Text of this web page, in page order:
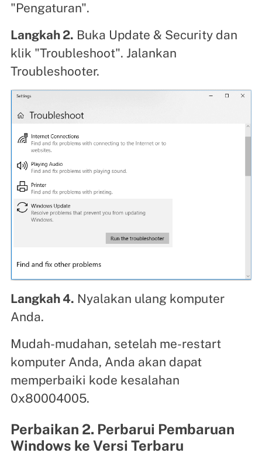
"Pengaturan".
Langkah 2. Buka Update & Security dan
klik "Troubleshoot". Jalankan
Troubleshooter.
Langkah 4. Nyalakan ulang komputer
Anda.
Mudah-mudahan, setelah me-restart
komputer Anda, Anda akan dapat
memperbaiki kode kesalahan
0x80004005.
Perbaikan 2. Perbarui Pembaruan
Windows ke Versi Terbaru